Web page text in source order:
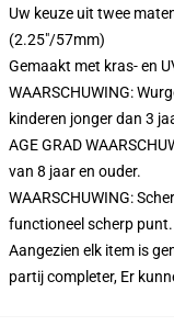
Uw keuze uit twee
(2.25"/57mm)
Gemaakt met kras- en
WAARSCHUWING:
kinderen jonger dan 3
AGE GRAD
van 8 jaar en ouder.
WAARSCHUWING:
functioneel scherp punt.
Aangezien elk item is
partij completer, Er